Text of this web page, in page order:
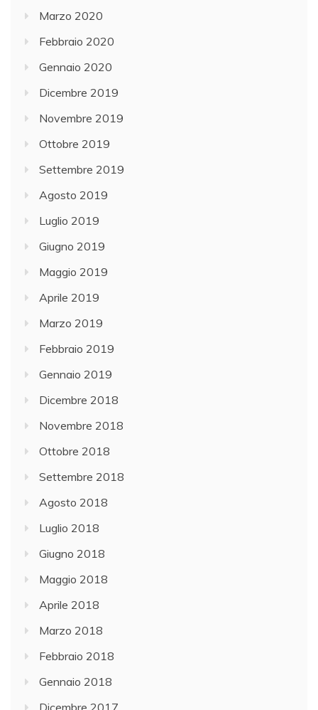
Marzo 2020
Febbraio 2020
Gennaio 2020
Dicembre 2019
Novembre 2019
Ottobre 2019
Settembre 2019
Agosto 2019
Luglio 2019
Giugno 2019
Maggio 2019
Aprile 2019
Marzo 2019
Febbraio 2019
Gennaio 2019
Dicembre 2018
Novembre 2018
Ottobre 2018
Settembre 2018
Agosto 2018
Luglio 2018
Giugno 2018
Maggio 2018
Aprile 2018
Marzo 2018
Febbraio 2018
Gennaio 2018
Dicembre 2017